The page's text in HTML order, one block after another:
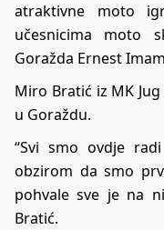
atraktivne moto
učesnicima moto
Goražda Ernest
Miro Bratić iz MK
u Goraždu.
“Svi smo ovdje
obzirom da smo
pohvale sve je na
Bratić.